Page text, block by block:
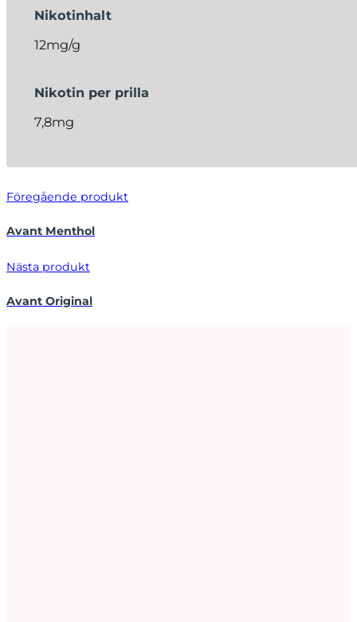
Nikotinhalt
12mg/g
Nikotin per prilla
7,8mg
Föregående produkt
Avant Menthol
Nästa produkt
Avant Original